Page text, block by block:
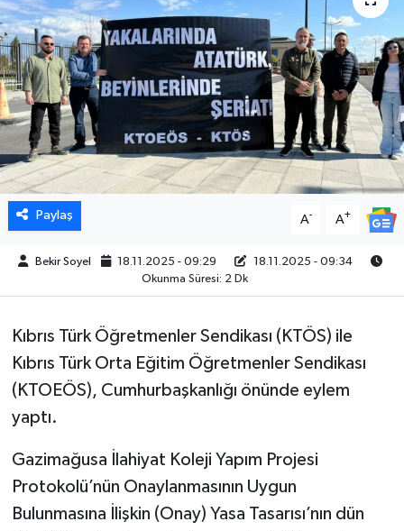
Paylaş A- A+
Bekir Soyel 18.11.2025 - 09:29
18.11.2025 - 09:34
Okunma Süresi: 2 Dk
Kıbrıs Türk Öğretmenler Sendikası (KTÖS) ile
Kıbrıs Türk Orta Eğitim Öğretmenler Sendikası
(KTOEÖS), Cumhurbaşkanlığı önünde eylem
yaptı.
Gazimağusa İlahiyat Koleji Yapım Projesi
Protokolü’nün Onaylanmasının Uygun
Bulunmasına İlişkin (Onay) Yasa Tasarısı’nın dün